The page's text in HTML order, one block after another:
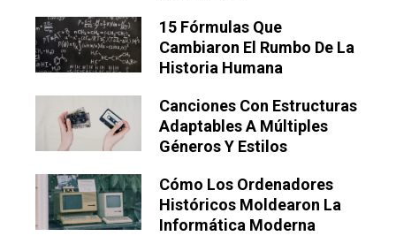
15 Fórmulas Que
Cambiaron El Rumbo De La
Historia Humana
Canciones Con Estructuras
Adaptables A Múltiples
Géneros Y Estilos
Cómo Los Ordenadores
Históricos Moldearon La
Informática Moderna